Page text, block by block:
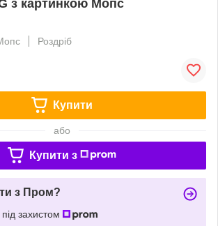
з картинкою Мопс
Роздріб
Купити
або
Купити з
з Пром?
захистом